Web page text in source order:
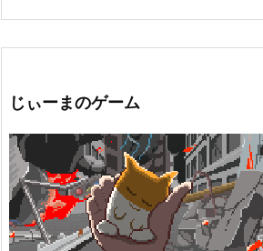
じぃーまのゲーム